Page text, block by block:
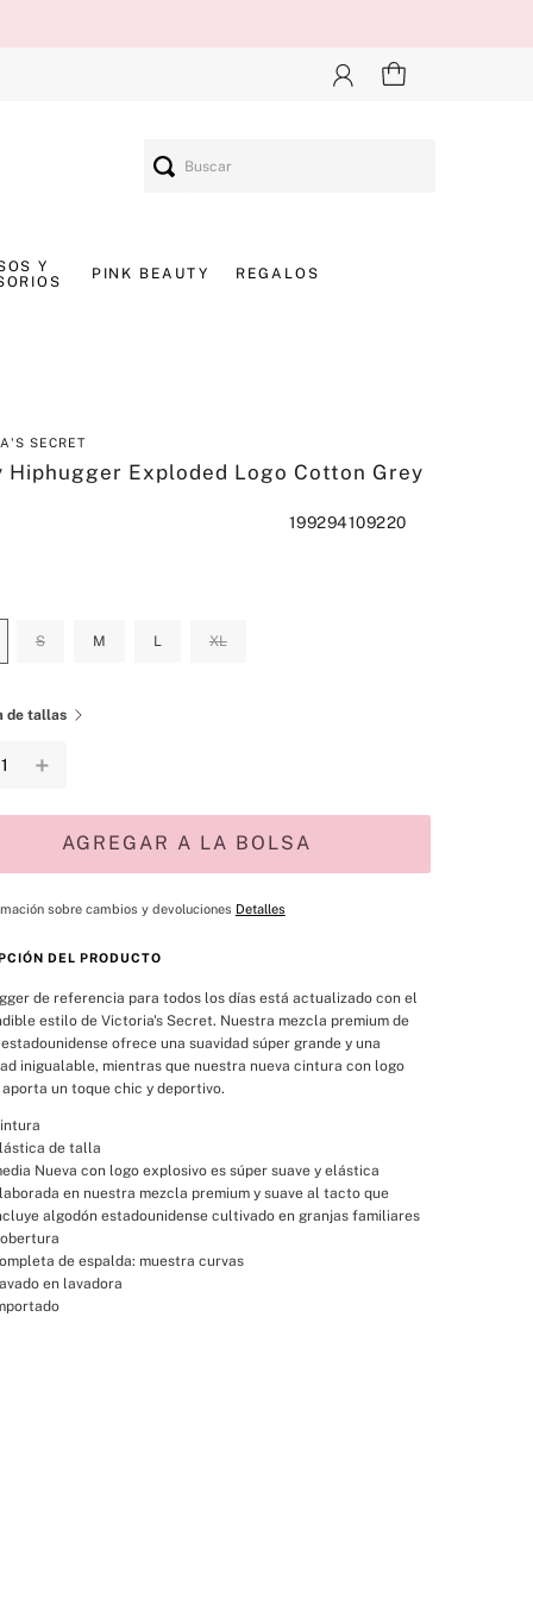
Y
PINK BEAUTY REGALOS
SECRET
Hiphugger Exploded Logo Cotton Grey
199294109220
S M L XL
de tallas
＋
AGREGAR A LA BOLSA
sobre cambios y devoluciones Detalles
DEL PRODUCTO
de referencia para todos los días está actualizado con el
estilo de Victoria's Secret. Nuestra mezcla premium de
ofrece una suavidad súper grande y una
inigualable, mientras que nuestra nueva cintura con logo
un toque chic y deportivo.
de talla
Nueva con logo explosivo es súper suave y elástica
en nuestra mezcla premium y suave al tacto que
algodón estadounidense cultivado en granjas familiares
de espalda: muestra curvas
en lavadora